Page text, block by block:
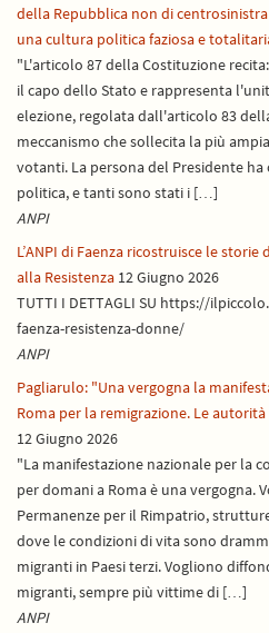
della Repubblica non di
una cultura politica faziosa e
"L'articolo 87 della Costituzione
il capo dello Stato e rappresenta
elezione, regolata dall'articolo 83
meccanismo che sollecita la più
votanti. La persona del Presidente
politica, e tanti sono stati i […]
ANPI
L’ANPI di Faenza ricostruisce le
alla Resistenza 12 Giugno 2026
TUTTI I DETTAGLI SU https://
faenza-resistenza-donne/
ANPI
Pagliarulo: "Una vergogna la
Roma per la remigrazione. Le
12 Giugno 2026
"La manifestazione nazionale per la
per domani a Roma è una vergogna.
Permanenze per il Rimpatrio,
dove le condizioni di vita sono
migranti in Paesi terzi. Vogliono
migranti, sempre più vittime di […]
ANPI